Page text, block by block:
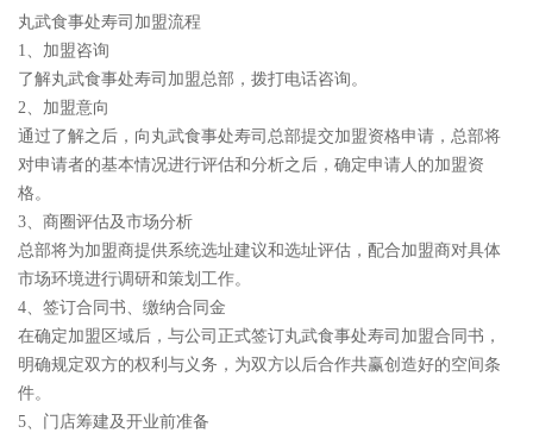
丸武食事处寿司加盟流程
1、加盟咨询
了解丸武食事处寿司加盟总部，拨打电话咨询。
2、加盟意向
通过了解之后，向丸武食事处寿司总部提交加盟资格申请，总部将
对申请者的基本情况进行评估和分析之后，确定申请人的加盟资
格。
3、商圈评估及市场分析
总部将为加盟商提供系统选址建议和选址评估，配合加盟商对具体
市场环境进行调研和策划工作。
4、签订合同书、缴纳合同金
在确定加盟区域后，与公司正式签订丸武食事处寿司加盟合同书，
明确规定双方的权利与义务，为双方以后合作共赢创造好的空间条
件。
5、门店筹建及开业前准备